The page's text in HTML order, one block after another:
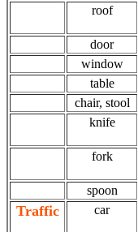
roof
door
window
table
chair, stool
knife
fork
spoon
Traffic car